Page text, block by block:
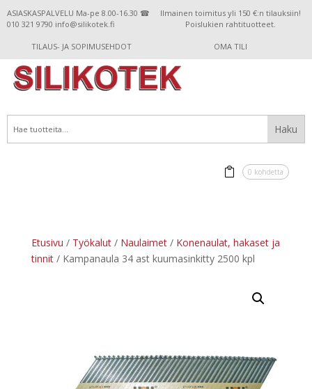
ASIASKASPALVELU Ma-pe 8.00-16.30 ☎
010 321 9790 info@silikotek.fi
Ilmainen toimitus yli 150 €:n tilauksiin!
Poislukien rahtituotteet.
TILAUS- JA SOPIMUSEHDOT OMA TILI
0 kohdetta
Etusivu / Työkalut/ Naulaimet/ Konenaulat, hakaset ja
tinnit/ Kampanaula 34 ast kuumasinkitty 2500 kpl